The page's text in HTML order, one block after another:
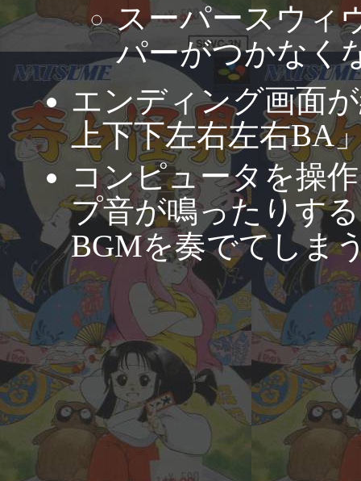
スーパースウィ
パーがつかなく
エンディング画面
上下下左右左右BA
コンピュータを操
プ音が鳴ったりす
BGMを奏でてしま